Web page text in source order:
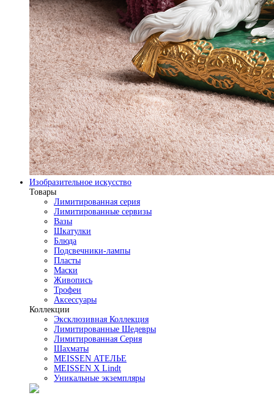
Изобразительное искусство
Товары
Лимитированная серия
Лимитированные сервизы
Вазы
Шкатулки
Блюда
Подсвечники-лампы
Пласты
Маски
Живопись
Трофеи
Аксессуары
Коллекции
Эксклюзивная Коллекция
Лимитированные Шедевры
Лимитированная Серия
Шахматы
MEISSEN АТЕЛЬЕ
MEISSEN X Lindt
Уникальные экземпляры